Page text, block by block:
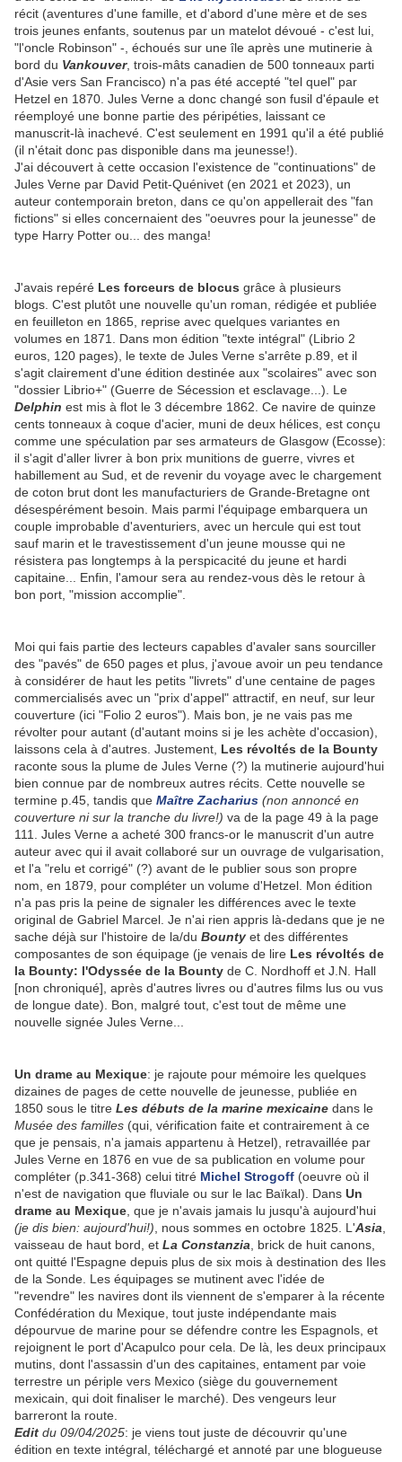
récit (aventures d'une famille, et d'abord d'une mère et de ses
trois jeunes enfants, soutenus par un matelot dévoué - c'est lui,
"l'oncle Robinson" -, échoués sur une île après une mutinerie à
bord du Vankouver, trois-mâts canadien de 500 tonneaux parti
d'Asie vers San Francisco) n'a pas été accepté "tel quel" par
Hetzel en 1870. Jules Verne a donc changé son fusil d'épaule et
réemployé une bonne partie des péripéties, laissant ce
manuscrit-là inachevé. C'est seulement en 1991 qu'il a été publié
(il n'était donc pas disponible dans ma jeunesse!).
J'ai découvert à cette occasion l'existence de "continuations" de
Jules Verne par David Petit-Quénivet (en 2021 et 2023), un
auteur contemporain breton, dans ce qu'on appellerait des "fan
fictions" si elles concernaient des "oeuvres pour la jeunesse" de
type Harry Potter ou... des manga!
J'avais repéré Les forceurs de blocus grâce à plusieurs
blogs. C'est plutôt une nouvelle qu'un roman, rédigée et publiée
en feuilleton en 1865, reprise avec quelques variantes en
volumes en 1871. Dans mon édition "texte intégral" (Librio 2
euros, 120 pages), le texte de Jules Verne s'arrête p.89, et il
s'agit clairement d'une édition destinée aux "scolaires" avec son
"dossier Librio+" (Guerre de Sécession et esclavage...). Le
Delphin est mis à flot le 3 décembre 1862. Ce navire de quinze
cents tonneaux à coque d'acier, muni de deux hélices, est conçu
comme une spéculation par ses armateurs de Glasgow (Ecosse):
il s'agit d'aller livrer à bon prix munitions de guerre, vivres et
habillement au Sud, et de revenir du voyage avec le chargement
de coton brut dont les manufacturiers de Grande-Bretagne ont
désespérément besoin. Mais parmi l'équipage embarquera un
couple improbable d'aventuriers, avec un hercule qui est tout
sauf marin et le travestissement d'un jeune mousse qui ne
résistera pas longtemps à la perspicacité du jeune et hardi
capitaine... Enfin, l'amour sera au rendez-vous dès le retour à
bon port, "mission accomplie".
Moi qui fais partie des lecteurs capables d'avaler sans sourciller
des "pavés" de 650 pages et plus, j'avoue avoir un peu tendance
à considérer de haut les petits "livrets" d'une centaine de pages
commercialisés avec un "prix d'appel" attractif, en neuf, sur leur
couverture (ici "Folio 2 euros"). Mais bon, je ne vais pas me
révolter pour autant (d'autant moins si je les achète d'occasion),
laissons cela à d'autres. Justement, Les révoltés de la Bounty
raconte sous la plume de Jules Verne (?) la mutinerie aujourd'hui
bien connue par de nombreux autres récits. Cette nouvelle se
termine p.45, tandis que Maître Zacharius (non annoncé en
couverture ni sur la tranche du livre!) va de la page 49 à la page
111. Jules Verne a acheté 300 francs-or le manuscrit d'un autre
auteur avec qui il avait collaboré sur un ouvrage de vulgarisation,
et l'a "relu et corrigé" (?) avant de le publier sous son propre
nom, en 1879, pour compléter un volume d'Hetzel. Mon édition
n'a pas pris la peine de signaler les différences avec le texte
original de Gabriel Marcel. Je n'ai rien appris là-dedans que je ne
sache déjà sur l'histoire de la/du Bounty et des différentes
composantes de son équipage (je venais de lire Les révoltés de
la Bounty: l'Odyssée de la Bounty de C. Nordhoff et J.N. Hall
[non chroniqué], après d'autres livres ou d'autres films lus ou vus
de longue date). Bon, malgré tout, c'est tout de même une
nouvelle signée Jules Verne...
Un drame au Mexique: je rajoute pour mémoire les quelques
dizaines de pages de cette nouvelle de jeunesse, publiée en
1850 sous le titre Les débuts de la marine mexicaine dans le
Musée des familles (qui, vérification faite et contrairement à ce
que je pensais, n'a jamais appartenu à Hetzel), retravaillée par
Jules Verne en 1876 en vue de sa publication en volume pour
compléter (p.341-368) celui titré Michel Strogoff (oeuvre où il
n'est de navigation que fluviale ou sur le lac Baïkal). Dans Un
drame au Mexique , que je n'avais jamais lu jusqu'à aujourd'hui
(je dis bien: aujourd'hui!) , nous sommes en octobre 1825. L'Asia
vaisseau de haut bord, et La Constanzia , brick de huit canons,
ont quitté l'Espagne depuis plus de six mois à destination des Iles
de la Sonde. Les équipages se mutinent avec l'idée de
"revendre" les navires dont ils viennent de s'emparer à la récente
Confédération du Mexique, tout juste indépendante mais
dépourvue de marine pour se défendre contre les Espagnols, et
rejoignent le port d'Acapulco pour cela. De là, les deux principaux
mutins, dont l'assassin d'un des capitaines, entament par voie
terrestre un périple vers Mexico (siège du gouvernement
mexicain, qui doit finaliser le marché). Des vengeurs leur
barreront la route.
Edit du 09/04/2025: je viens tout juste de découvrir qu'une
édition en texte intégral, téléchargé et annoté par une blogueuse